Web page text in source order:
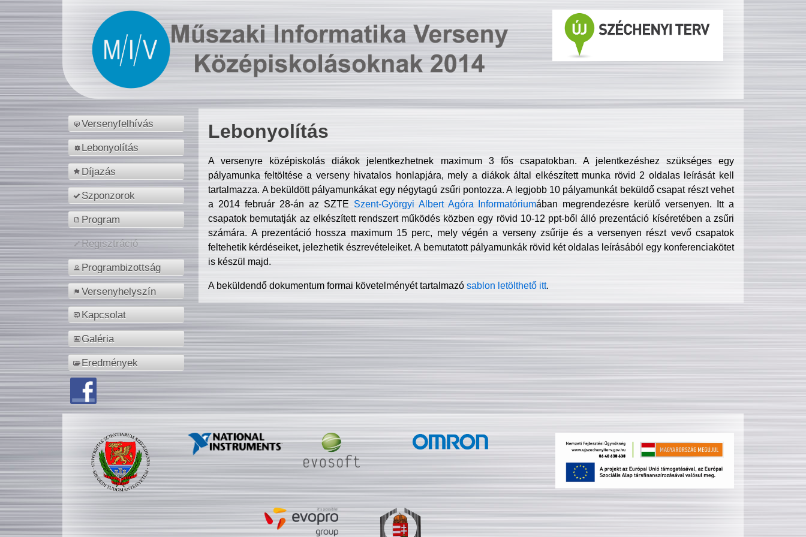
Versenyfelhívás
Lebonyolítás
Díjazás
Szponzorok
Program
Regisztráció
Programbizottság
Versenyhelyszín
Kapcsolat
Galéria
Eredmények
Lebonyolítás
A versenyre középiskolás diákok jelentkezhetnek maximum 3 fős csapatokban. A jelentkezéshez szükséges egy
pályamunka feltöltése a verseny hivatalos honlapjára, mely a diákok által elkészített munka rövid 2 oldalas leírását kell
tartalmazza. A beküldött pályamunkákat egy négytagú zsűri pontozza. A legjobb 10 pályamunkát beküldő csapat részt vehet
a 2014 február 28-án az SZTE Szent-Györgyi Albert Agóra Informatóriumában megrendezésre kerülő versenyen. Itt a
csapatok bemutatják az elkészített rendszert működés közben egy rövid 10-12 ppt-ből álló prezentáció kíséretében a zsűri
számára. A prezentáció hossza maximum 15 perc, mely végén a verseny zsűrije és a versenyen részt vevő csapatok
feltehetik kérdéseiket, jelezhetik észrevételeiket. A bemutatott pályamunkák rövid két oldalas leírásából egy konferenciakötet
is készül majd.
A beküldendő dokumentum formai követelményét tartalmazósablon letölthető itt.